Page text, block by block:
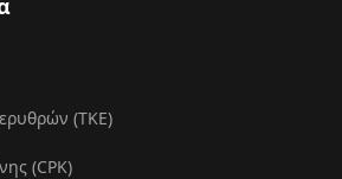
(ΤΚΕ)
(CPK)